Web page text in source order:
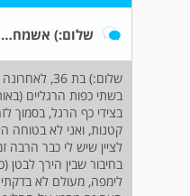
שלום:) אשמח לתשובה
שלום:) בת 36,
בשתי כפות הרגליים
בצידי כף הרגל, בסמוך
קטנות, ואני לא בטוחה
לציין שיש לי כבר הרבה
בחיבור שבין הירך לבטן
לימפה, מעולם לא